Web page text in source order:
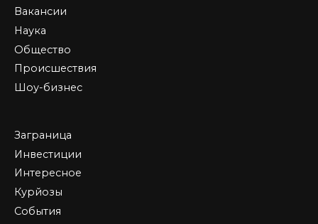
Вакансии
Наука
Общество
Происшествия
Шоу-бизнес
Заграница
Инвестиции
Интересное
Курйозы
События